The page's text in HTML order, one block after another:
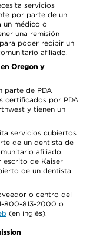
servicios
por parte de un
un médico o
una remisión
poder recibir un
afiliado.
Oregon y
parte de PDA
certificados por PDA
y tienen un
servicios cubiertos
de un dentista de
afiliado.
escrito de Kaiser
de un dentista
o centro del
800-813-2000 o
(en inglés).